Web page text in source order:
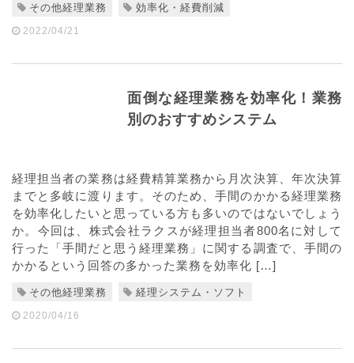
その他経理業務 効率化・経費削減
2022/04/21
面倒な経理業務を効率化！業務
別のおすすめシステム
経理担当者の業務は経費精算業務から月次決算、年次決算
までと多岐に渡ります。そのため、手間のかかる経理業務
を効率化したいと思っている方も多いのではないでしょう
か。今回は、株式会社ラクスが経理担当者800名に対して
行った「手間だと思う経理業務」に関する調査で、手間の
かかるという回答の多かった業務を効率化 […]
その他経理業務 経理システム・ソフト
2020/04/16